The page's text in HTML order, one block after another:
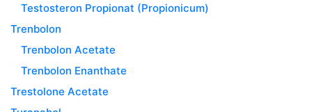
Testosteron Propionat (Propionicum)
Trenbolon
Trenbolon Acetate
Trenbolon Enanthate
Trestolone Acetate